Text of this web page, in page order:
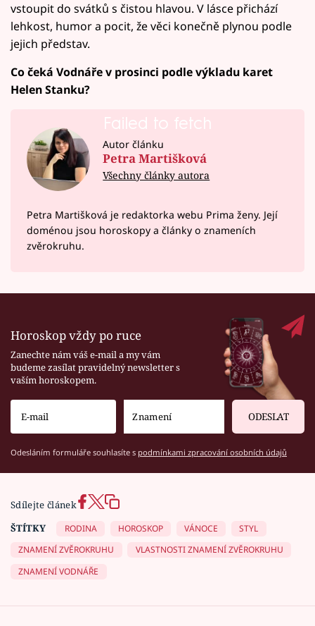
vstoupit do svátků s čistou hlavou. V lásce přichází
lehkost, humor a pocit, že věci konečně plynou podle
jejich představ.
Co čeká Vodnáře v prosinci podle výkladu karet
Helen Stanku?
Failed to fetch
Autor článku
Petra Martišková
Všechny články autora
Petra Martišková je redaktorka webu Prima ženy. Její
doménou jsou horoskopy a články o znameních
zvěrokruhu.
Horoskop vždy po ruce
Zanechte nám váš e-mail a my vám
budeme zasílat pravidelný newsletter s
vaším horoskopem.
ODESLAT
Odesláním formuláře souhlasíte s podmínkami zpracování osobních údajů
Sdílejte článek
ŠTÍTKY
RODINA HOROSKOP VÁNOCE
STYL
ZNAMENÍ ZVĚROKRUHU
VLASTNOSTI ZNAMENÍ ZVĚROKRUHU
ZNAMENÍ VODNÁŘE